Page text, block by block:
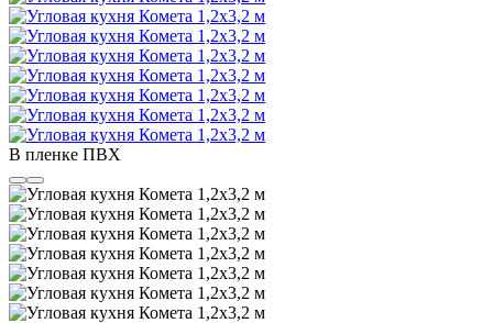
В пленке ПВХ